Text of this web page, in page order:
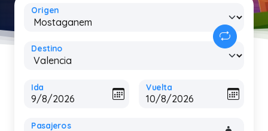
Origen
Destino
Ida Vuelta
Pasajeros